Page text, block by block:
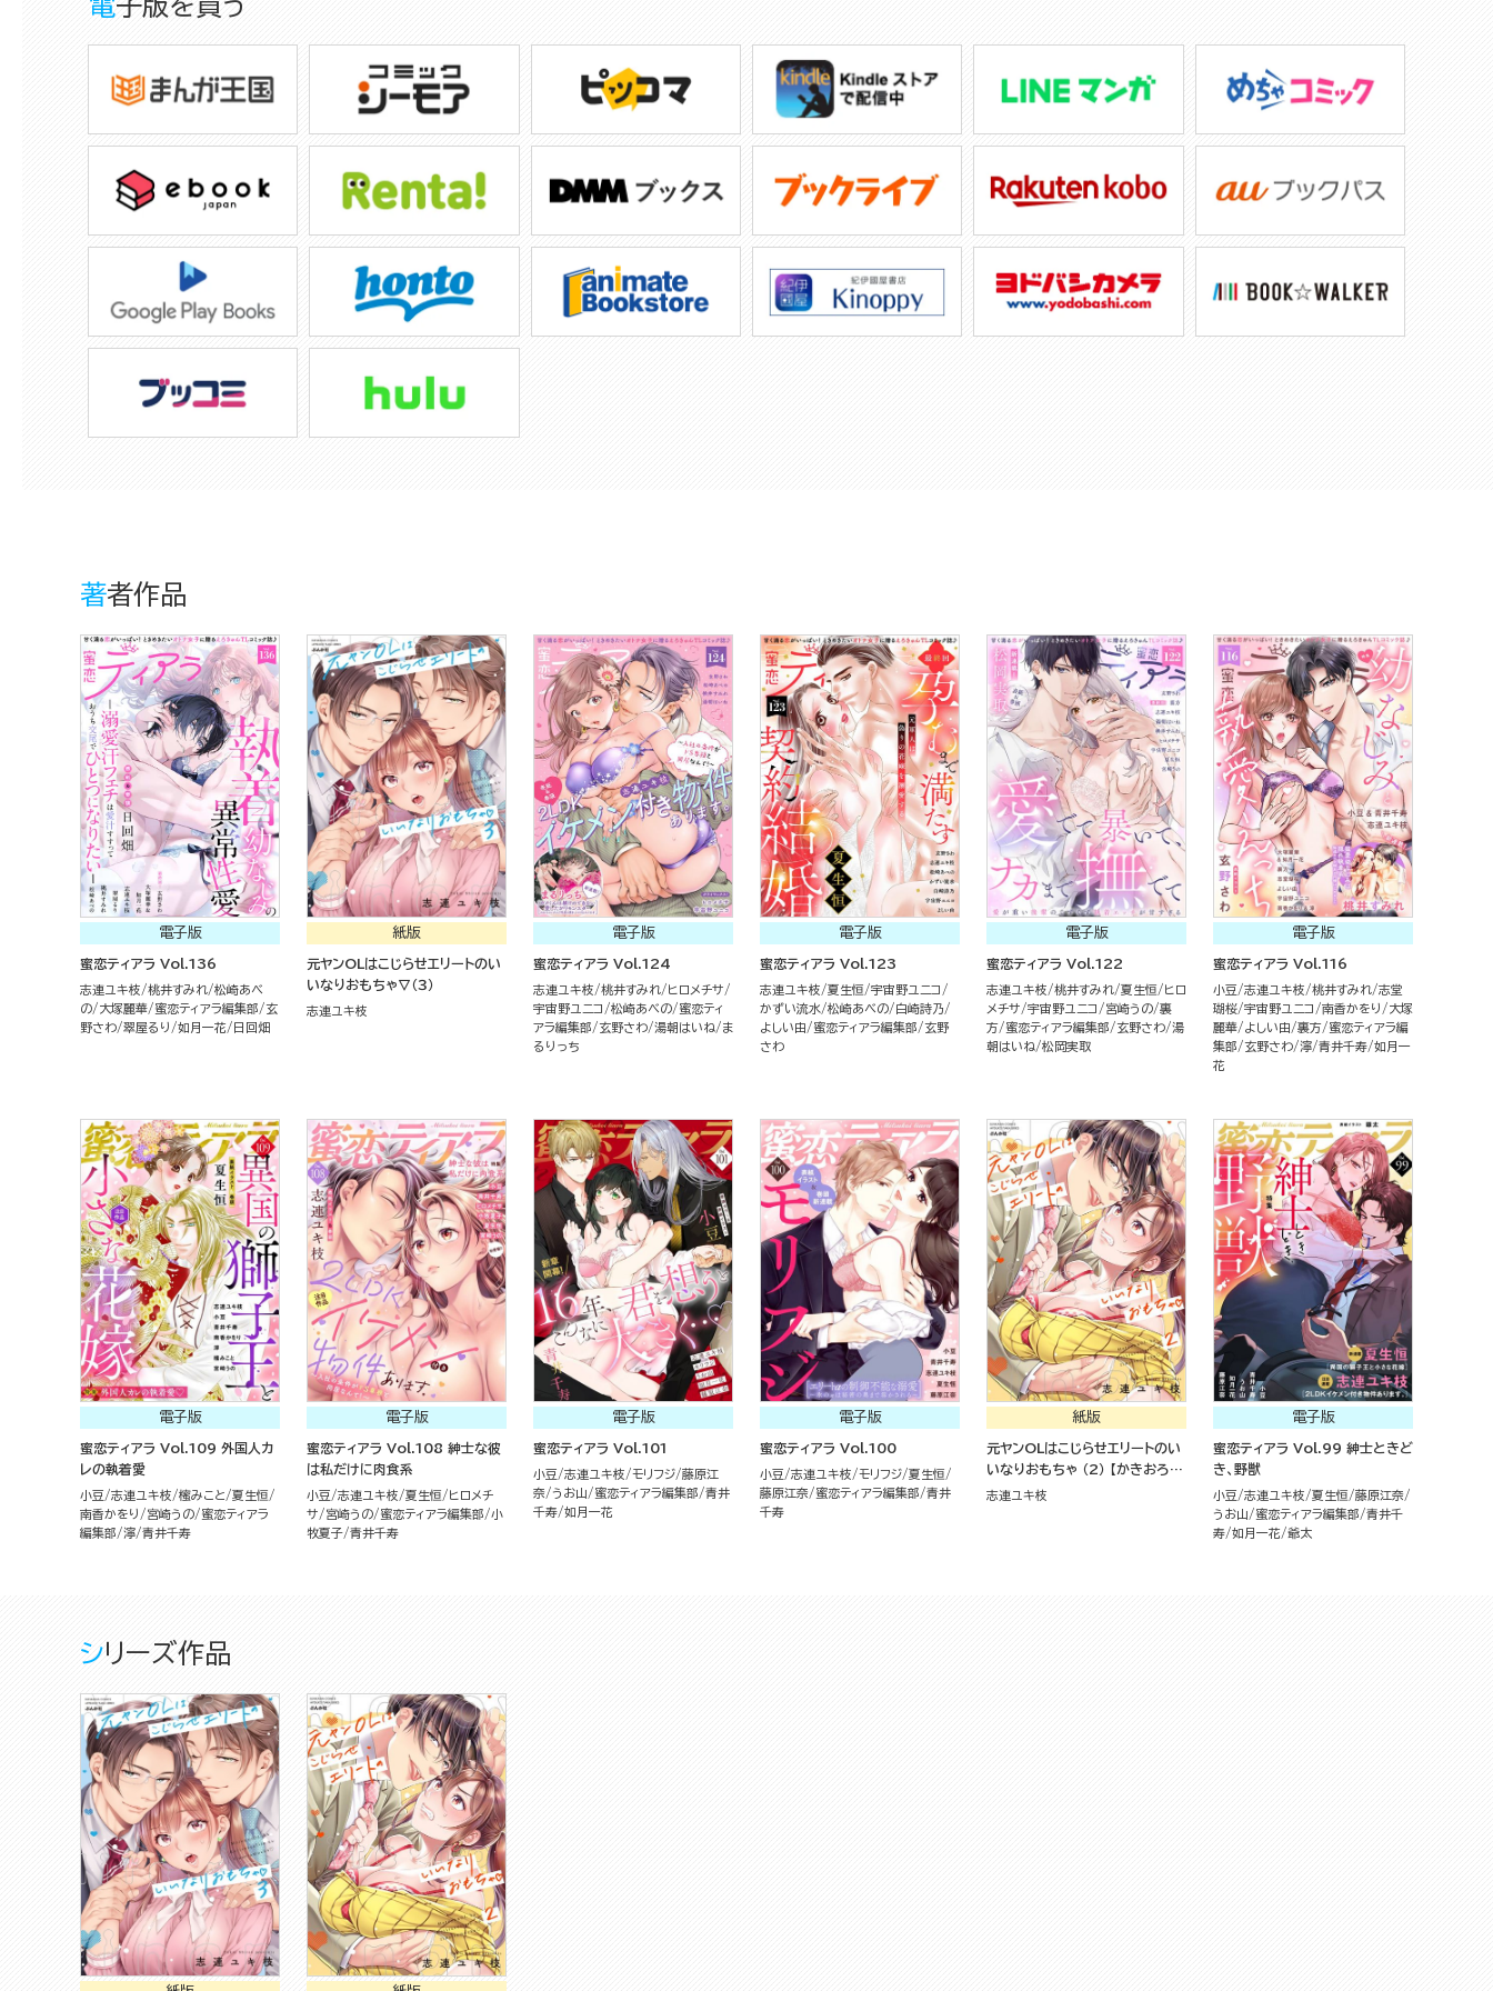
電子版を買う
著者作品
電子版
蜜恋ティアラ Vol.136
志連ユキ枝 桃井すみれ
松崎あべ
の
大塚麗華 蜜恋ティアラ編集部
玄
野さわ 翠屋るり 如月一花 日回畑
紙版
元ヤンOLはこじらせエリートのい
いなりおもちゃ▽（３）
志連ユキ枝
電子版
蜜恋ティアラ Vol.124
志連ユキ枝 桃井すみれ
ヒロメチサ
宇宙野ユニコ
松崎あべの
蜜恋ティ
アラ編集部
玄野さわ 湯朝はいね
ま
るりっち
電子版
蜜恋ティアラ Vol.123
志連ユキ枝 夏生恒
宇宙野ユニコ
かずい流水
松崎あべの
白崎詩乃
よしい由
蜜恋ティアラ編集部
玄野
さわ
電子版
蜜恋ティアラ Vol.122
志連ユキ枝 桃井すみれ 夏生恒
ヒロ
メチサ
宇宙野ユニコ 宮崎うの 裏
方
蜜恋ティアラ編集部 玄野さわ 湯
朝はいね
松岡実取
電子版
蜜恋ティアラ Vol.116
小豆 志連ユキ枝 桃井すみれ
志堂
瑚桜 宇宙野ユニコ 南香かをり
大塚
麗華
よしい由 裏方
蜜恋ティアラ編
集部
玄野さわ 濘 青井千寿 如月一
花
電子版
蜜恋ティアラ Vol.109 外国人カ
レの執着愛
小豆 志連ユキ枝 櫁みこと
夏生恒
南香かをり
宮崎うの
蜜恋ティアラ
編集部
濘 青井千寿
電子版
蜜恋ティアラ Vol.108 紳士な彼
は私だけに肉食系
小豆 志連ユキ枝 夏生恒
ヒロメチ
サ
宮崎うの 蜜恋ティアラ編集部
小
牧夏子 青井千寿
電子版
蜜恋ティアラ Vol.101
小豆 志連ユキ枝 モリフジ 藤原江
奈
うお山 蜜恋ティアラ編集部
青井
千寿 如月一花
電子版
蜜恋ティアラ Vol.100
小豆 志連ユキ枝 モリフジ 夏生恒
藤原江奈
蜜恋ティアラ編集部
青井
千寿
紙版
元ヤンOLはこじらせエリートのい
いなりおもちゃ （2） 【かきおろし
漫画＆電子限定ペーパー付】
志連ユキ枝
電子版
蜜恋ティアラ Vol.99 紳士ときど
き、野獣
小豆 志連ユキ枝 夏生恒
藤原江奈
うお山
蜜恋ティアラ編集部
青井千
寿 如月一花 爺太
シリーズ作品